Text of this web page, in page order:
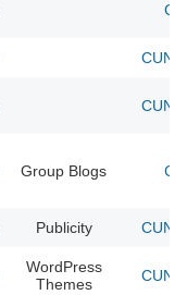
Group Blogs
Publicity
WordPress
Themes